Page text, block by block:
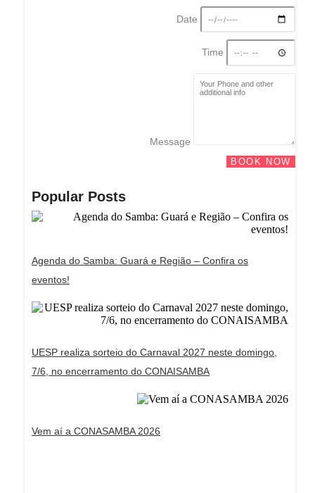
Date
Time
Message
BOOK NOW
Popular Posts
Agenda do Samba: Guará e Região – Confira os
eventos!
UESP realiza sorteio do Carnaval 2027 neste domingo,
7/6, no encerramento do CONAISAMBA
Vem aí a CONASAMBA 2026